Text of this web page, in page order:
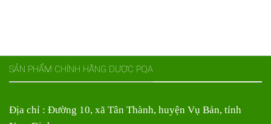
SẢN PHẨM CHÍNH HÃNG DƯỢC PQA
Địa chỉ : Đường 10, xã Tân Thành, huyện Vụ Bản, tỉnh